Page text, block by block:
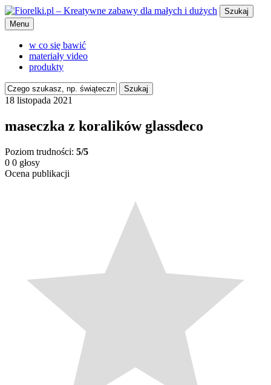
Szukaj
Menu
w co się bawić
materiały video
produkty
Szukaj
18 listopada 2021
maseczka z koralików glassdeco
Poziom trudności: 5/5
0 0 głosy
Ocena publikacji